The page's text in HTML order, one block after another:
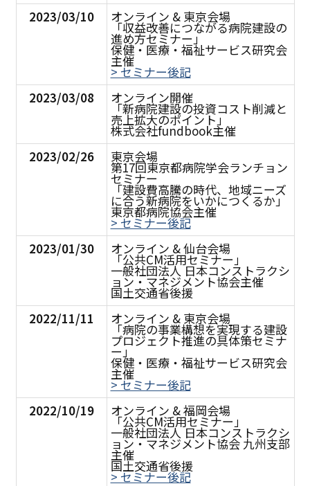
2023/03/10
オンライン & 東京会場
「収益改善につながる病院建設の
進め方セミナー」
保健・医療・福祉サービス研究会
主催
> セミナー後記
2023/03/08
オンライン開催
「新病院建設の投資コスト削減と
売上拡大のポイント」
株式会社fundbook主催
2023/02/26
東京会場
第17回東京都病院学会ランチョン
セミナー
「建設費高騰の時代、地域ニーズ
に合う新病院をいかにつくるか」
東京都病院協会主催
> セミナー後記
2023/01/30
オンライン & 仙台会場
「公共CM活用セミナー」
一般社団法人 日本コンストラクシ
ョン・マネジメント協会主催
国土交通省後援
2022/11/11
オンライン & 東京会場
「病院の事業構想を実現する建設
プロジェクト推進の具体策セミナ
ー」
保健・医療・福祉サービス研究会
主催
> セミナー後記
2022/10/19
オンライン & 福岡会場
「公共CM活用セミナー」
一般社団法人 日本コンストラクシ
ョン・マネジメント協会 九州支部
主催
国土交通省後援
> セミナー後記